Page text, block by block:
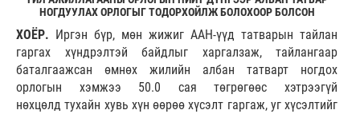
НОГДУУЛАХ ОРЛОГЫГ ТОДОРХОЙЛЖ БОЛОХООР БОЛСОН
ХОЁР. Иргэн бүр, мөн жижиг ААН-үүд татварын тайлан
гаргах хүндрэлтэй байдлыг харгалзаж, тайлангаар
баталгаажсан өмнөх жилийн албан татварт ногдох
орлогын хэмжээ 50.0 сая төгрөгөөс хэтрээгүй
нөхцөлд тухайн хувь хүн өөрөө хүсэлт гаргаж, уг хүсэлтийг